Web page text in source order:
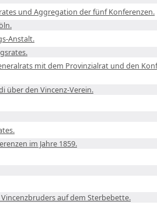
und Aggregation der fünf Konferenzen.
Anstalt.
mit dem Provinzialrat und den
über den Vincenz-Verein.
im Jahre 1859.
auf dem Sterbebette.